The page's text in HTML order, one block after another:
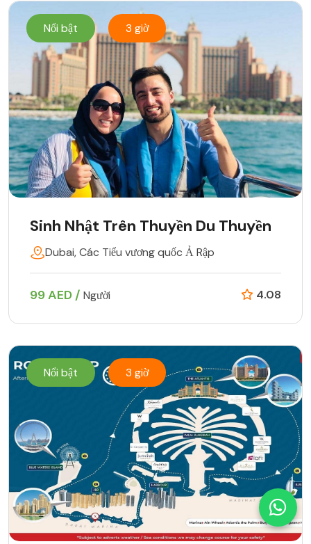
Nổi bật 3 giờ
Sinh Nhật Trên Thuyền Du Thuyền
Dubai, Các Tiểu vương quốc Ả Rập
99 AED / Người 4.08
Nổi bật 3 giờ